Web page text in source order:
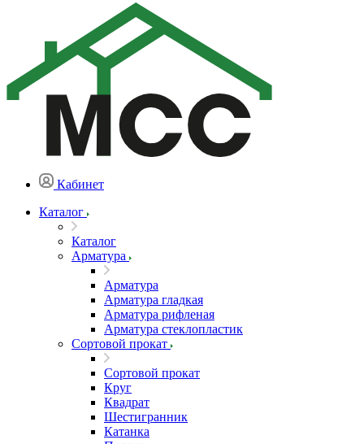
Кабинет
Каталог
Каталог
Арматура
Арматура
Арматура гладкая
Арматура рифленая
Арматура стеклопластик
Сортовой прокат
Сортовой прокат
Круг
Квадрат
Шестигранник
Катанка